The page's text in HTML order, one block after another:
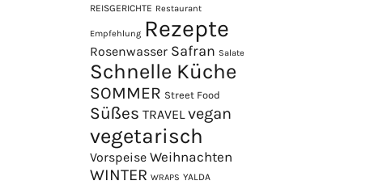
REISGERICHTE Restaurant
Empfehlung Rezepte
Rosenwasser Safran Salate
Schnelle Küche
SOMMER Street Food
Süßes TRAVEL vegan
vegetarisch
Vorspeise Weihnachten
WINTER WRAPS YALDA